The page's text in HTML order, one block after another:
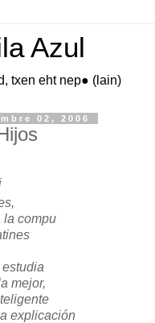
Azul
txen eht nep● (lain)
02, 2006
la compu
mejor,
explicación